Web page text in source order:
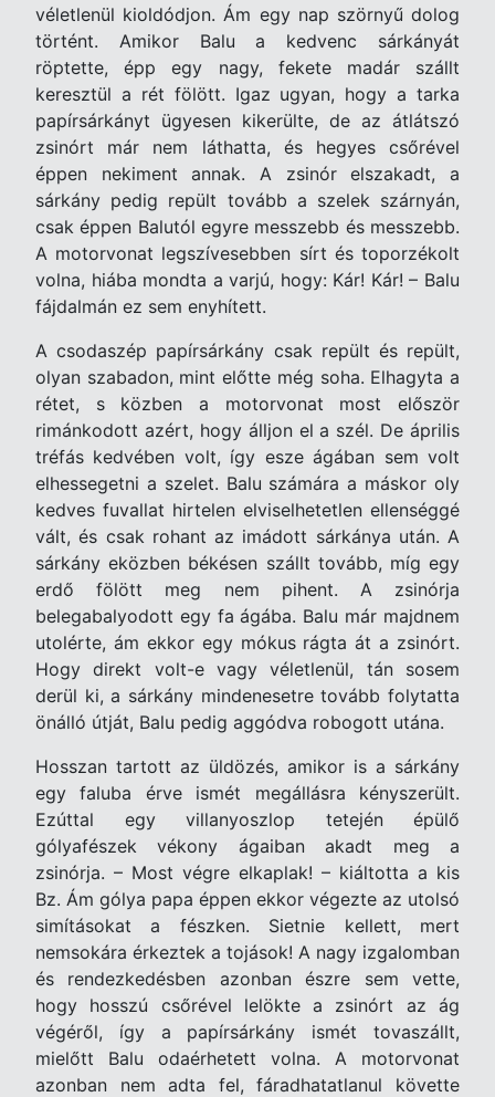
véletlenül kioldódjon. Ám egy nap szörnyű dolog
történt. Amikor Balu a kedvenc sárkányát
röptette, épp egy nagy, fekete madár szállt
keresztül a rét fölött. Igaz ugyan, hogy a tarka
papírsárkányt ügyesen kikerülte, de az átlátszó
zsinórt már nem láthatta, és hegyes csőrével
éppen nekiment annak. A zsinór elszakadt, a
sárkány pedig repült tovább a szelek szárnyán,
csak éppen Balutól egyre messzebb és messzebb.
A motorvonat legszívesebben sírt és toporzékolt
volna, hiába mondta a varjú, hogy: Kár! Kár! – Balu
fájdalmán ez sem enyhített.
A csodaszép papírsárkány csak repült és repült,
olyan szabadon, mint előtte még soha. Elhagyta a
rétet, s közben a motorvonat most először
rimánkodott azért, hogy álljon el a szél. De április
tréfás kedvében volt, így esze ágában sem volt
elhessegetni a szelet. Balu számára a máskor oly
kedves fuvallat hirtelen elviselhetetlen ellenséggé
vált, és csak rohant az imádott sárkánya után. A
sárkány eközben békésen szállt tovább, míg egy
erdő fölött meg nem pihent. A zsinórja
belegabalyodott egy fa ágába. Balu már majdnem
utolérte, ám ekkor egy mókus rágta át a zsinórt.
Hogy direkt volt-e vagy véletlenül, tán sosem
derül ki, a sárkány mindenesetre tovább folytatta
önálló útját, Balu pedig aggódva robogott utána.
Hosszan tartott az üldözés, amikor is a sárkány
egy faluba érve ismét megállásra kényszerült.
Ezúttal egy villanyoszlop tetején épülő
gólyafészek vékony ágaiban akadt meg a
zsinórja. – Most végre elkaplak! – kiáltotta a kis
Bz. Ám gólya papa éppen ekkor végezte az utolsó
simításokat a fészken. Sietnie kellett, mert
nemsokára érkeztek a tojások! A nagy izgalomban
és rendezkedésben azonban észre sem vette,
hogy hosszú csőrével lelökte a zsinórt az ág
végéről, így a papírsárkány ismét tovaszállt,
mielőtt Balu odaérhetett volna. A motorvonat
azonban nem adta fel, fáradhatatlanul követte